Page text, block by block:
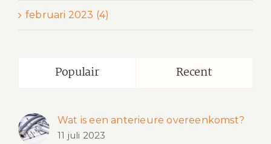
februari 2023 (4)
Populair Recent
Wat is een anterieure overeenkomst?
11 juli 2023